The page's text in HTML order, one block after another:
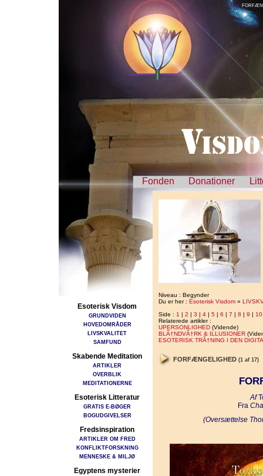
Fonden Donationer
Esoterisk Visdom
GRUNDVIDEN
HOVEDOMRÅDER
LIVSKVALITET
SAMFUND
Skabende Meditation
ARTIKLER
OVERBLIK
MEDITATIONERNE
Esoterisk Litteratur
GRATIS E-BØGER
BOGUDGIVELSER
Fredsinspiration
ARTIKLER OM FRED
KONFLIKTFORSKNING
MENNESKE & MILJØ
Egyptens mysterier
Niveau : Begynder
Du er her : Esoterisk Visdom »
Side : 1 | 2 | 3 | 4 | 5 | 6 | 7 | 8 | 9 | 10
Relaterede artikler :
UPERSONLIGHED (Vidende)
BLÃ†NDVÃ†RK & ILLUSIONER
ESOTERISK TRÃ†NING I DEN
FORFÆNGELIGHED (1 af 17)
Af
Fra
(Oversættelse